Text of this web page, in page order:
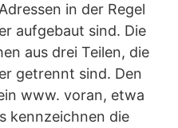
in der Regel
aufgebaut sind. Die
aus drei Teilen, die
getrennt sind. Den
www. voran, etwa
kennzeichnen die